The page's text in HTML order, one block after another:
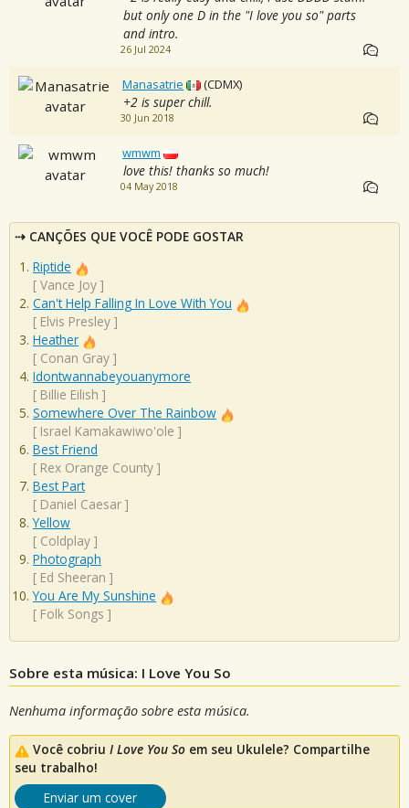
but only one D in the "I love you so" parts
and intro.
26 Jul 2024
Manasatrie (CDMX)
+2 is super chill.
30 Jun 2018
wmwm
love this! thanks so much!
04 May 2018
CANÇÕES QUE VOCÊ PODE GOSTAR
Riptide
[ Vance Joy ]
Can't Help Falling In Love With You
[ Elvis Presley ]
Heather
[ Conan Gray ]
Idontwannabeyouanymore
[ Billie Eilish ]
Somewhere Over The Rainbow
[ Israel Kamakawiwo'ole ]
Best Friend
[ Rex Orange County ]
Best Part
[ Daniel Caesar ]
Yellow
[ Coldplay ]
Photograph
[ Ed Sheeran ]
You Are My Sunshine
[ Folk Songs ]
Sobre esta música: I Love You So
Nenhuma informação sobre esta música.
Você cobriu I Love You So em seu Ukulele? Compartilhe
seu trabalho!
Enviar um cover